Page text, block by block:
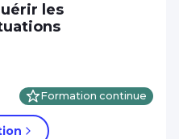
les
Formation continue